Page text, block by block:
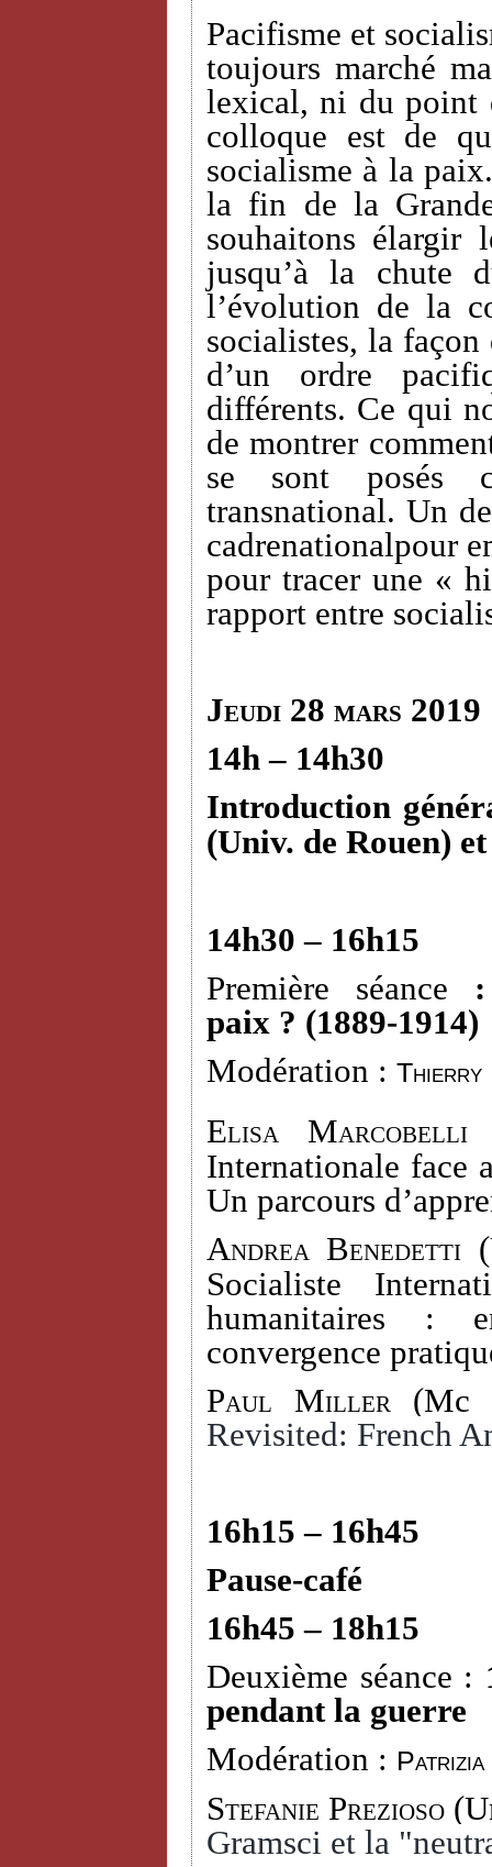
Pacifisme et
toujours marché
lexical, ni du point
colloque est de
socialisme à la
la fin de la
souhaitons élargir
jusqu’à la chute
l’évolution de la
socialistes, la
d’un ordre
différents. Ce qui
de montrer
se sont posés
transnational. Un
cadrenationalpour
pour tracer une «
rapport entre
Jeudi 28 mars 2019
14h – 14h30
Introduction
(Univ. de Rouen)
14h30 – 16h15
Première séance
paix ? (1889-1914)
Modération : Thierry
Elisa Marcobelli
Internationale face
Un parcours
Andrea Benedetti (
Socialiste
humanitaires :
convergence
Paul Miller (Mc
Revisited: French
16h15 – 16h45
Pause-café
16h45 – 18h15
Deuxième séance :
pendant la guerre
Modération :
Stefanie Prezioso
Gramsci et la